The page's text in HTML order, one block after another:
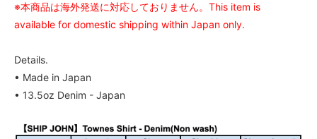
※本商品は海外発送に対応しておりません。This item is
available for domestic shipping within Japan only.
Details.
• Made in Japan
• 13.5oz Denim - Japan